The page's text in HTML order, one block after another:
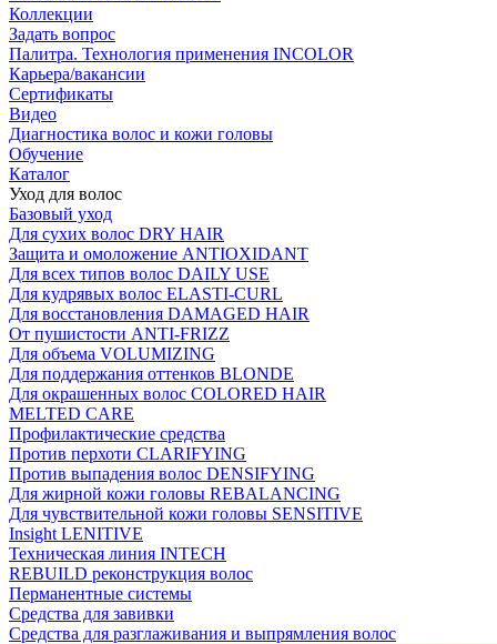
Коллекции
Задать вопрос
Палитра. Технология применения INCOLOR
Карьера/вакансии
Сертификаты
Видео
Диагностика волос и кожи головы
Обучение
Каталог
Уход для волос
Базовый уход
Для сухих волос DRY HAIR
Защита и омоложение ANTIOXIDANT
Для всех типов волос DAILY USE
Для кудрявых волос ELASTI-CURL
Для восстановления DAMAGED HAIR
От пушистости ANTI-FRIZZ
Для объема VOLUMIZING
Для поддержания оттенков BLONDE
Для окрашенных волос COLORED HAIR
MELTED CARE
Профилактические средства
Против перхоти CLARIFYING
Против выпадения волос DENSIFYING
Для жирной кожи головы REBALANCING
Для чувствительной кожи головы SENSITIVE
Insight LENITIVE
Техническая линия INTECH
REBUILD реконструкция волос
Перманентные системы
Средства для завивки
Средства для разглаживания и выпрямления волос